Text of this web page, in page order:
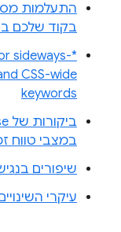
התעלמות
בקוד שלכם
sideways-*
CSS-wide
keywords
במצבי טווח
שיפורים
עיקרי